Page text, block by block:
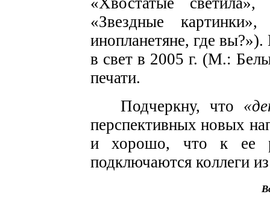
«Звездные
инопланетяне, где
в свет в 2005 г. (М.:
печати.
Подчеркну, что
перспективных новых
и хорошо, что к ее
подключаются коллеги